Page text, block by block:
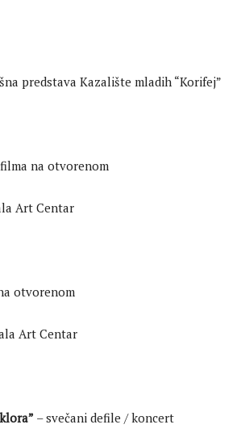
predstava Kazalište mladih “Korifej”
na otvorenom
Art Centar
otvorenom
Art Centar
– svečani defile / koncert